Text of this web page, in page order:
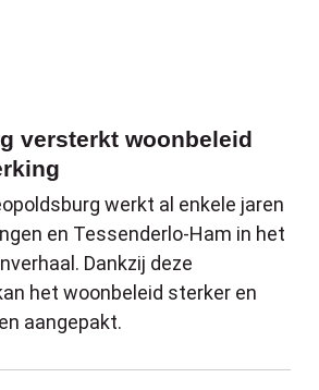
versterkt woonbeleid
werkt al enkele jaren
en Tessenderlo-Ham in het
Dankzij deze
het woonbeleid sterker en
aangepakt.